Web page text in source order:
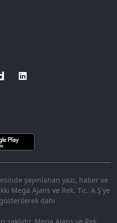
yayınlanan yazı, haber ve
Mega Ajans ve Rek. Tic. A.Ş'ye
dahi